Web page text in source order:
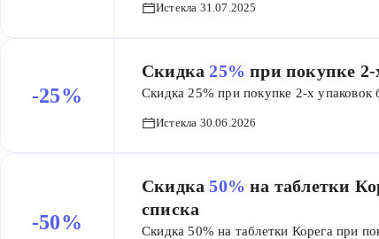
Истекла 31.07.2025
-25%
Скидка 25%при покупке 2-
Скидка 25% при покупке 2-х
Истекла 30.06.2026
-50%
Скидка 50%на таблетки
списка
Скидка 50% на таблетки Корега при